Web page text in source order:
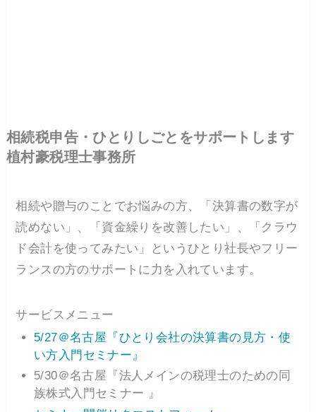
相続税申告・ひとりしごとをサポートします
植村豪税理士事務所
相続や贈与のことでお悩みの方、「決算書の数字が
読めない」、「資金繰りを改善したい」、「クラウ
ド会計を使ってみたい」というひとり社長やフリー
ランスの方のサポートに力を入れています。
サービスメニュー
5/27＠名古屋『ひとり会社の決算書の見方・使
い方入門セミナー』
5/30＠名古屋『法人メインの税理士のための同
族株式入門セミナー 』